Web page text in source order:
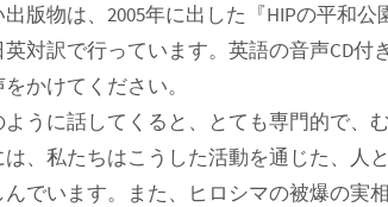
版物は、2005年に出した『HIPの平和
対訳で行っています。英語の音声CD
かけてください。
ように話してくると、とても専門的で、
は、私たちはこうした活動を通じた、人
でいます。また、ヒロシマの被爆の実